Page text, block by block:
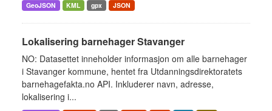
GeoJSON KML gpx JSON
Lokalisering barnehager Stavanger
NO: Datasettet inneholder informasjon om alle barnehager
i Stavanger kommune, hentet fra Utdanningsdirektoratets
barnehagefakta.no API. Inkluderer navn, adresse,
lokalisering i...